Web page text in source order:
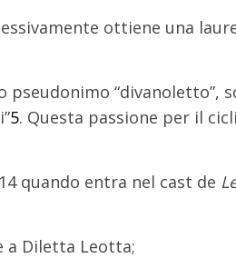
ottiene una
pseudonimo “divanoletto”,
5. Questa passione per il
quando entra nel cast de
a Diletta Leotta;